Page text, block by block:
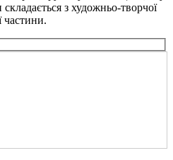
з художньо-творчої
частини.